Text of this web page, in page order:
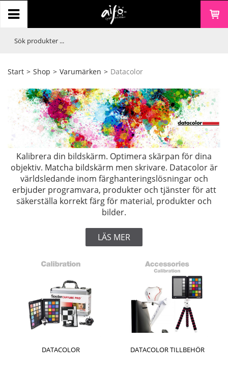
Start > Shop > Varumärken > Datacolor
Kalibrera din bildskärm. Optimera skärpan för dina
objektiv. Matcha bildskärm men skrivare. Datacolor är
världsledande inom färghanteringslösningar och
erbjuder programvara, produkter och tjänster för att
säkerställa korrekt färg för material, produkter och
bilder.
LÄS MER
DATACOLOR DATACOLOR TILLBEHÖR